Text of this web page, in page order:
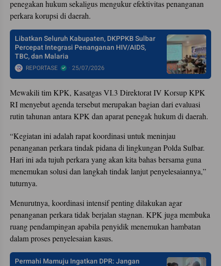
penegakan hukum sekaligus mengukur efektivitas penanganan
perkara korupsi di daerah.
Libatkan Seluruh Kabupaten, DKPPKB Sulbar
Percepat Integrasi Penanganan HIV/AIDS,
TBC, dan Malaria
REPORTASE 25/07/2026
Mewakili tim KPK, Kasatgas VI.3 Direktorat IV Korsup KPK
RI menyebut agenda tersebut merupakan bagian dari evaluasi
rutin tahunan antara KPK dan aparat penegak hukum di daerah.
“Kegiatan ini adalah rapat koordinasi untuk meninjau
penanganan perkara tindak pidana di lingkungan Polda Sulbar.
Hari ini ada tujuh perkara yang akan kita bahas bersama guna
menemukan solusi dan langkah tindak lanjut penyelesaiannya,”
tuturnya.
Menurutnya, koordinasi intensif penting dilakukan agar
penanganan perkara tidak berjalan stagnan. KPK juga membuka
ruang pendampingan apabila penyidik menemukan hambatan
dalam proses penyelesaian kasus.
Permahi Mamuju Ingatkan DPR: Jangan